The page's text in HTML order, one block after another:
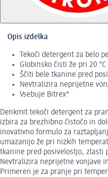
Opis izdelka
Tekoči detergent za belo
Globinsko čisti že pri 20 °C
Ščiti bele tkanine pred
Nevtralizira neprijetne
Vsebuje Bitrex*
Denkmit tekoči detergent za
izbira za brezhibno čistočo in
inovativno formulo za
umazanijo že pri nizkih
tkanine pred posivelostjo, zlasti
Nevtralizira neprijetne vonjave
Primeren je za pranje pri